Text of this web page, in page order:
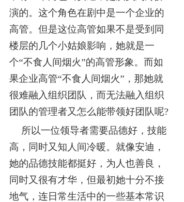
演的。这个角色在剧中是一个企业的
高管。但是这位高管如果不是受到同
楼层的几个小姑娘影响，她就是一
个“不食人间烟火”的高管形象。而如
果企业高管“不食人间烟火”，那她就
很难融入组织团队，而无法融入组织
团队的管理者又怎么能带领好团队呢?
所以一位领导者需要品德好，技能
高，同时又知人间冷暖。就像安迪，
她的品德技能都挺好，为人也善良，
同时又很有才华，但最初她十分不接
地气，连日常生活中的一些基本常识